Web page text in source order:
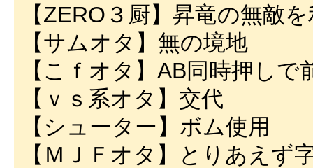
【ZERO３厨】昇竜の無敵
【サムオタ】無の境地
【こｆオタ】AB同時押しで
【ｖｓ系オタ】交代
【シューター】ボム使用
【ＭＪＦオタ】とりあえず